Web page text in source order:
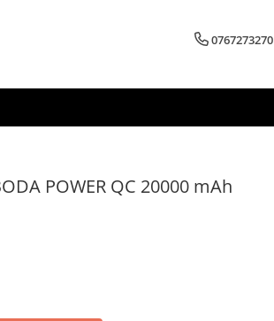
0767273270
POWER QC 20000 mAh